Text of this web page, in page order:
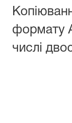
формату
числі